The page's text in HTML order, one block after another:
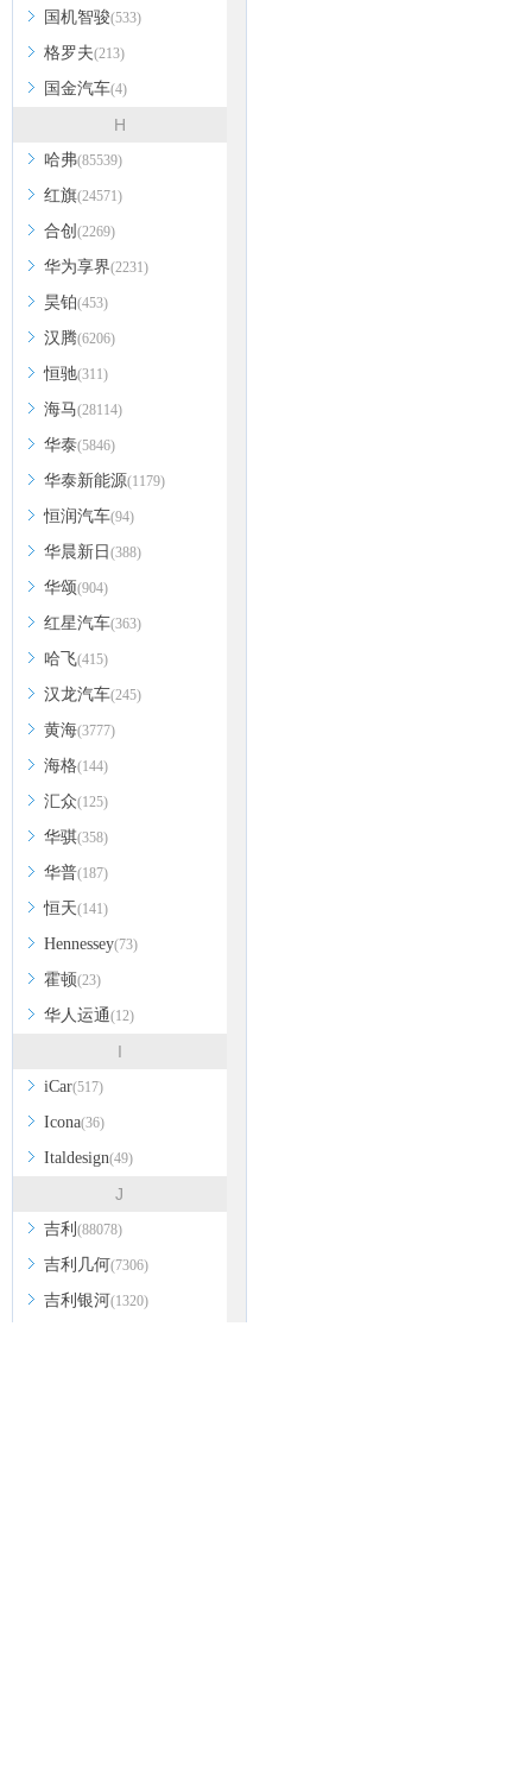
国机智骏(533)
格罗夫(213)
国金汽车(4)
H
哈弗(85539)
红旗(24571)
合创 (2269)
华为享界(2231)
昊铂(453)
汉腾(6206)
恒驰(311)
海马(28114)
华泰(5846)
华泰新能源(1179)
恒润汽车(94)
华晨新日 (388)
华颂(904)
红星汽车(363)
哈飞(415)
汉龙汽车(245)
黄海(3777)
海格(144)
汇众(125)
华骐(358)
华普(187)
恒天(141)
Hennessey(73)
霍顿(23)
华人运通(12)
I
iCar(517)
Icona(36)
Italdesign(49)
J
吉利 (88078)
吉利几何(7306)
吉利银河(1320)